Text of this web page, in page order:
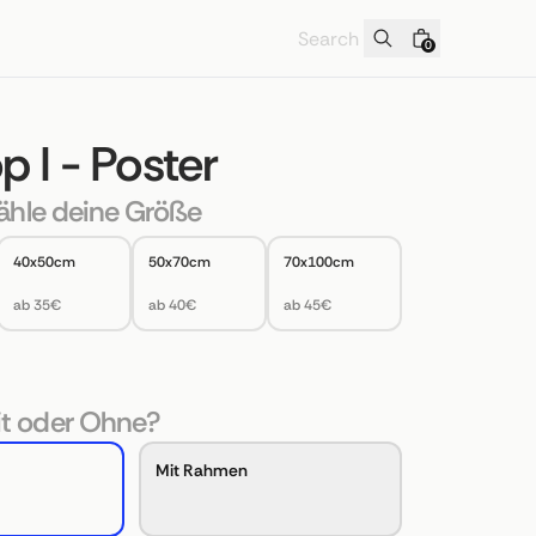
0
I - Poster
deine Größe
40x50cm
ab 35€
50x70cm
ab 40€
70x100cm
ab 45€
oder Ohne?
Mit Rahmen